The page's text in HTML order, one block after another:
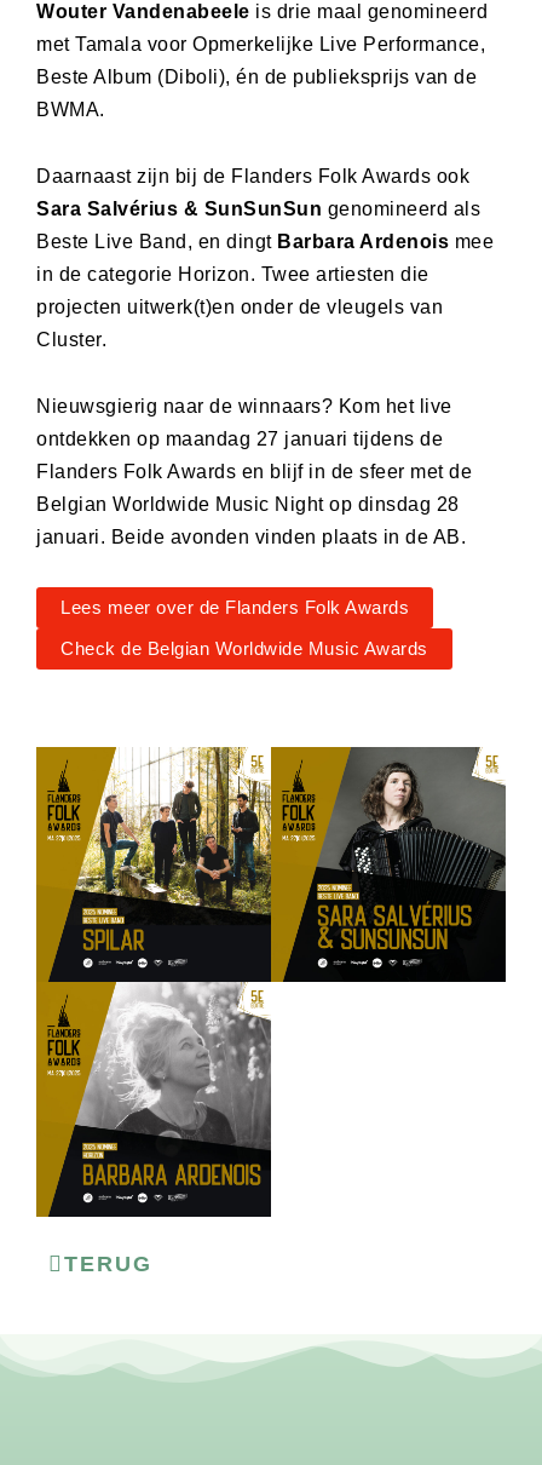
Wouter Vandenabeele is drie maal genomineerd
met Tamala voor Opmerkelijke Live Performance,
Beste Album (Diboli), én de publieksprijs van de
BWMA.
Daarnaast zijn bij de Flanders Folk Awards ook
Sara Salvérius & SunSunSun genomineerd als
Beste Live Band, en dingt Barbara Ardenois mee
in de categorie Horizon. Twee artiesten die
projecten uitwerk(t)en onder de vleugels van
Cluster.
Nieuwsgierig naar de winnaars? Kom het live
ontdekken op maandag 27 januari tijdens de
Flanders Folk Awards en blijf in de sfeer met de
Belgian Worldwide Music Night op dinsdag 28
januari. Beide avonden vinden plaats in de AB.
Lees meer over de Flanders Folk Awards
Check de Belgian Worldwide Music Awards
TERUG